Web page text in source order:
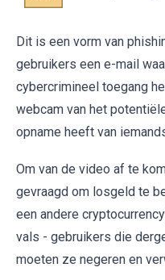
Dit is een vorm van
gebruikers een e-mail
cybercrimineel toegang
webcam van het
opname heeft van
Om van de video af te
gevraagd om losgeld te
een andere
vals - gebruikers die
moeten ze negeren en